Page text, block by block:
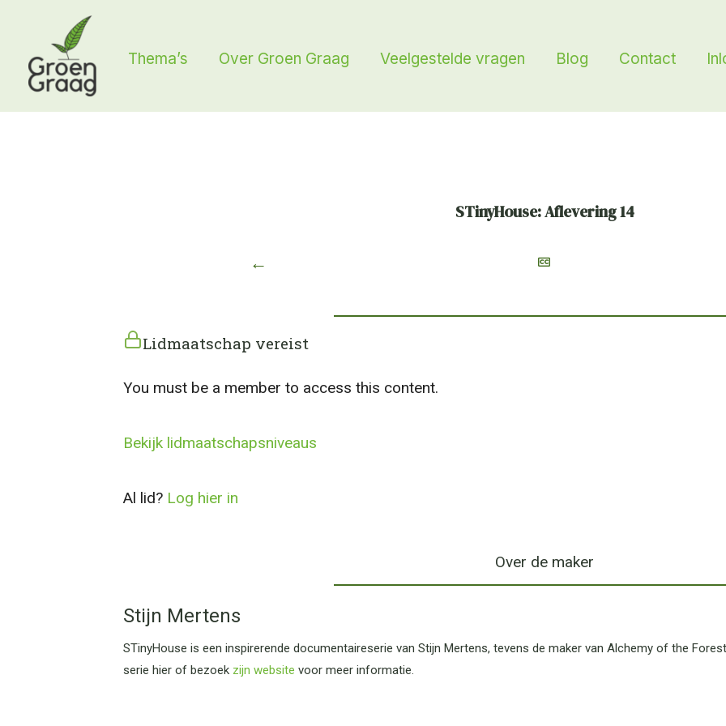
inhoud
Thema’s Over Groen Graag Veelgestelde vragen Blog Contact
STinyHouse: Aflevering 14
←
Lidmaatschap vereist
You must be a member to access this content.
Bekijk lidmaatschapsniveaus
Al lid? Log hier in
Over de maker
Stijn Mertens
STinyHouse is een inspirerende documentaireserie van Stijn Mertens, tevens de maker van Alchemy of the
serie hier of bezoek zijn website voor meer informatie.